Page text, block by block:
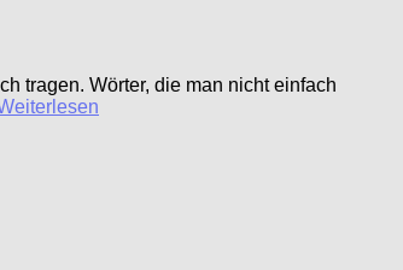
tragen. Wörter, die man nicht einfach